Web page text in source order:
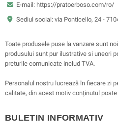
E-mail: https://pratoerboso.com/ro/
Sediul social: via Ponticello, 24 -
Toate produsele puse la vanzare sunt
produsului sunt pur ilustrative si uneori
preturile comunicate includ TVA.
Personalul nostru lucrează în fiecare zi
calitate, din acest motiv conținutul
BULETIN INFORMATIV